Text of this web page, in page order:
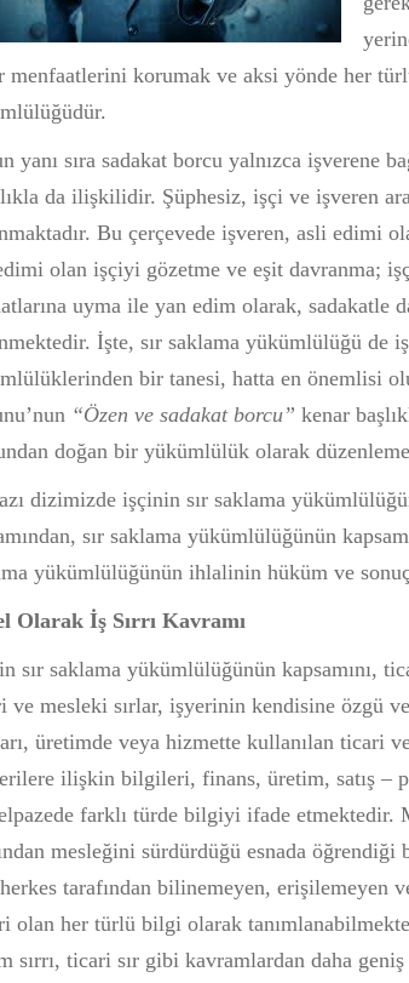
menfaatlerini korumak ve aksi yönde her
yanı sıra sadakat borcu yalnızca işverene
da ilişkilidir. Şüphesiz, işçi ve işveren
Bu çerçevede işveren, asli edimi
olan işçiyi gözetme ve eşit davranma;
uyma ile yan edim olarak, sadakatle
İşte, sır saklama yükümlülüğü de
bir tanesi, hatta en önemlisi
“Özen ve sadakat borcu” kenar
doğan bir yükümlülük olarak düzenleme
dizimizde işçinin sır saklama
sır saklama yükümlülüğünün
yükümlülüğünün ihlalinin hüküm ve
Olarak İş Sırrı Kavramı
sır saklama yükümlülüğünün kapsamını,
ve mesleki sırlar, işyerinin kendisine özgü
üretimde veya hizmette kullanılan ticari
ilişkin bilgileri, finans, üretim, satış –
farklı türde bilgiyi ifade etmektedir.
mesleğini sürdürdüğü esnada
tarafından bilinemeyen, erişilemeyen
olan her türlü bilgi olarak
sırrı, ticari sır gibi kavramlardan daha